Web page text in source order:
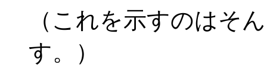
（これを示すのはそ
す。）